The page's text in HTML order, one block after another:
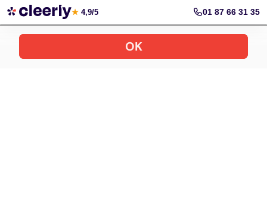
Votre simulation gratuite et personnalisée
★ 4,9/5 01 87 66 31 35